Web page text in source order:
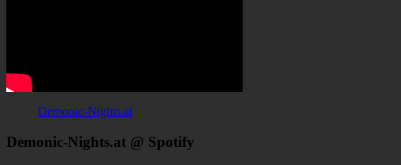
Demonic-Nights.at
Demonic-Nights.at @ Spotify